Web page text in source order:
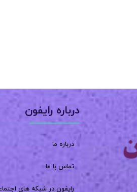
درباره رایفون
درباره ما
تماس با ما
رایفون در شبکه های